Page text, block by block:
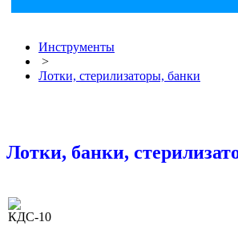
Инструменты
>
Лотки, стерилизаторы, банки
Лотки, банки,